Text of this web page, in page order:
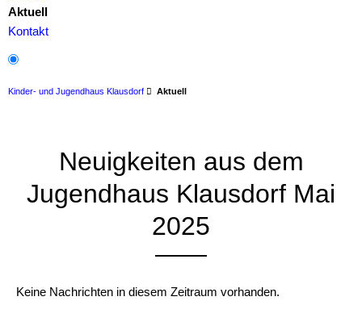
Aktuell
Kontakt
Kinder- und Jugendhaus Klausdorf Aktuell
Neuigkeiten aus dem
Jugendhaus Klausdorf Mai
2025
Keine Nachrichten in diesem Zeitraum vorhanden.